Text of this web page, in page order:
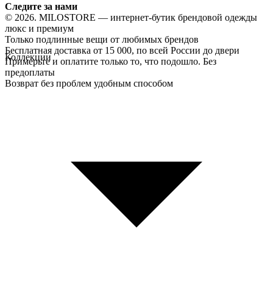
Коллекции
Следите за нами
© 2026. MILOSTORE — интернет-бутик брендовой одежды
люкс и премиум
Только подлинные вещи от любимых брендов
Бесплатная доставка от 15 000, по всей России до двери
Примерьте и оплатите только то, что подошло. Без
предоплаты
Возврат без проблем удобным способом